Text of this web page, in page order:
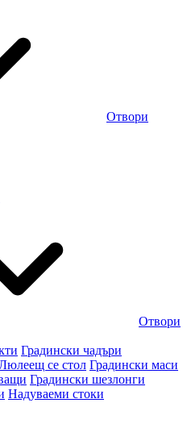
Отвори
Отвори
Градински чадъри
се стол Градински маси
Градински шезлонги
Надуваеми стоки